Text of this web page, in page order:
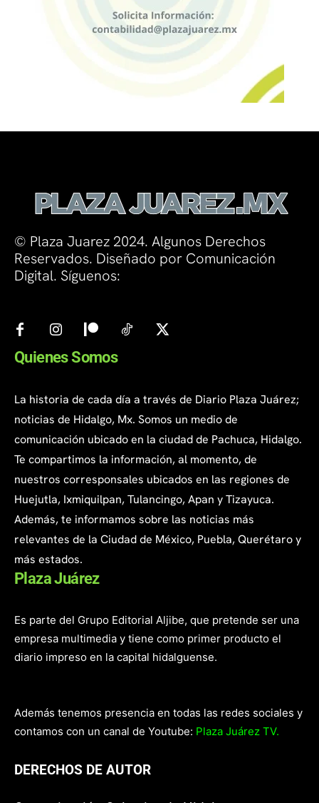
© Plaza Juarez 2024. Algunos Derechos
Reservados. Diseñado por Comunicación
Digital. Síguenos:
Quienes Somos
La historia de cada día a través de Diario Plaza Juárez;
noticias de Hidalgo, Mx. Somos un medio de
comunicación ubicado en la ciudad de Pachuca, Hidalgo.
Te compartimos la información, al momento, de
nuestros corresponsales ubicados en las regiones de
Huejutla, Ixmiquilpan, Tulancingo, Apan y Tizayuca.
Además, te informamos sobre las noticias más
relevantes de la Ciudad de México, Puebla, Querétaro y
más estados.
Plaza Juárez
Es parte del Grupo Editorial Aljibe, que pretende ser una
empresa multimedia y tiene como primer producto el
diario impreso en la capital hidalguense.
Además tenemos presencia en todas las redes sociales y
contamos con un canal de Youtube: Plaza Juárez TV.
DERECHOS DE AUTOR